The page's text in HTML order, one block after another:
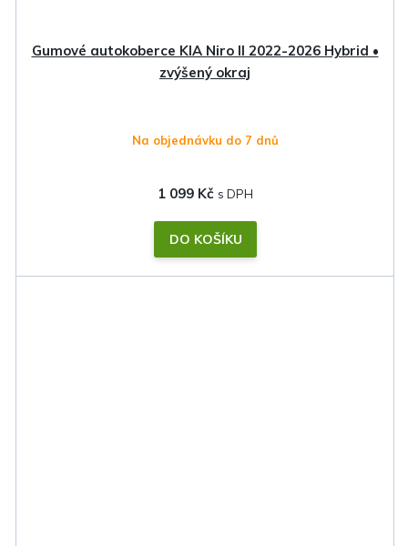
Gumové autokoberce KIA Niro II 2022-2026 Hybrid •
zvýšený okraj
Na objednávku do 7 dnů
1 099 Kč
DO KOŠÍKU